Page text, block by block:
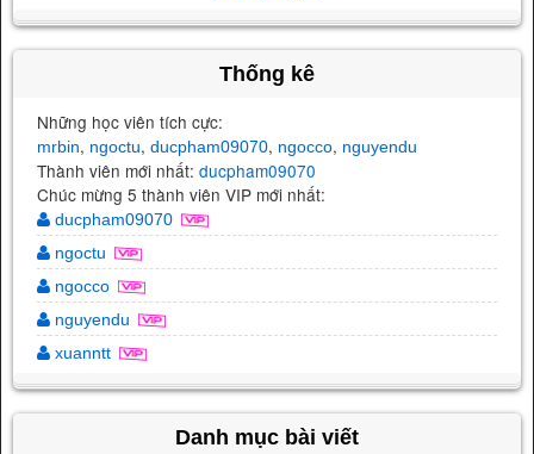
Thống kê
Những học viên tích cực:
mrbin, ngoctu, ducpham09070, ngocco, nguyendu
Thành viên mới nhất: ducpham09070
Chúc mừng 5 thành viên VIP mới nhất:
ducpham09070
ngoctu
ngocco
nguyendu
xuanntt
Danh mục bài viết